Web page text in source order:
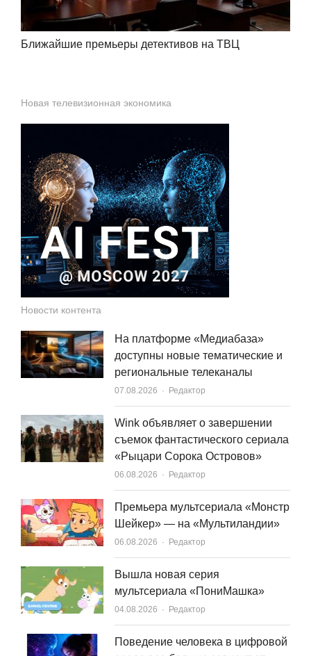
Ближайшие премьеры детективов на ТВЦ
Новая телевизионная экономика
Новости контента
На платформе «Медиабаза»
доступны новые тематические и
региональные телеканалы
07.08.2026 Author
Редактор
Wink объявляет о завершении
съемок фантастического сериала
«Рыцари Сорока Островов»
06.08.2026 Author
Редактор
Премьера мультсериала «Монстр
Шейкер» — на «Мультиландии»
06.08.2026 Author
Редактор
Вышла новая серия
мультсериала «ПониМашка»
04.08.2026 Author
Редактор
Поведение человека в цифровой